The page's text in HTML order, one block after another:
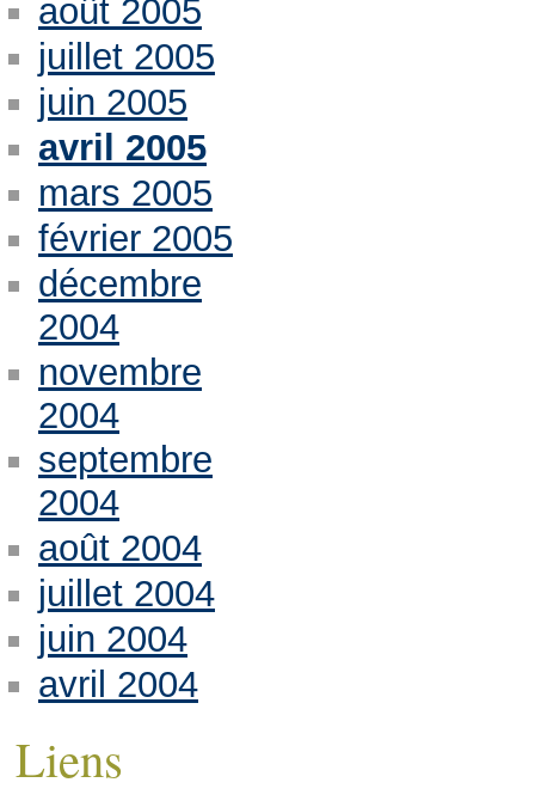
août 2005
juillet 2005
juin 2005
avril 2005
mars 2005
février 2005
décembre
2004
novembre
2004
septembre
2004
août 2004
juillet 2004
juin 2004
avril 2004
Liens